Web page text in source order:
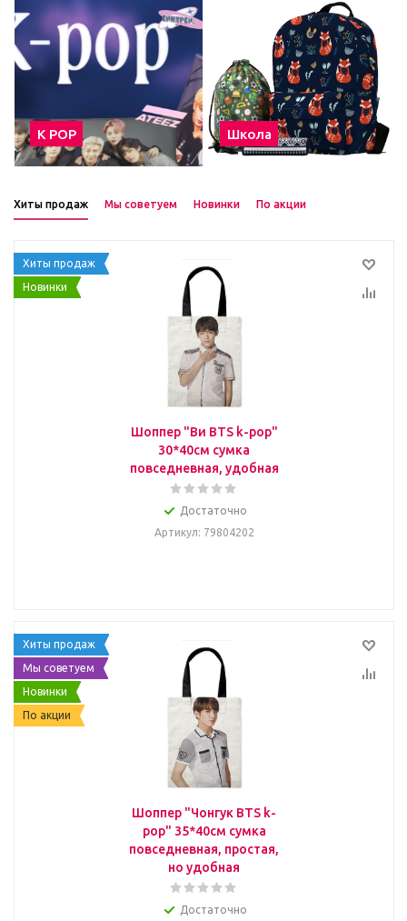
К POP Школа
Хиты продаж Мы советуем Новинки По акции
Хиты продаж
Новинки
Шоппер "Ви BTS k-pop"
30*40см сумка
повседневная, удобная
Достаточно
Артикул: 79804202
Хиты продаж
Мы советуем
Новинки
По акции
Шоппер "Чонгук BTS k-
pop" 35*40см сумка
повседневная, простая,
но удобная
Достаточно